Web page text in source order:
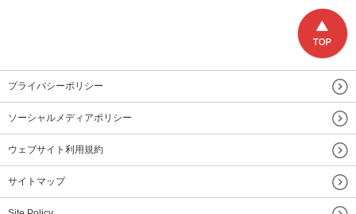
プライバシーポリシー
ソーシャルメディアポリシー
ウェブサイト利用規約
サイトマップ